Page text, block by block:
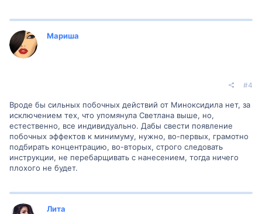
Мариша
#4
Вроде бы сильных побочных действий от Миноксидила нет, за
исключением тех, что упомянула Светлана выше, но,
естественно, все индивидуально. Дабы свести появление
побочных эффектов к минимуму, нужно, во-первых, грамотно
подбирать концентрацию, во-вторых, строго следовать
инструкции, не перебарщивать с нанесением, тогда ничего
плохого не будет.
Лита